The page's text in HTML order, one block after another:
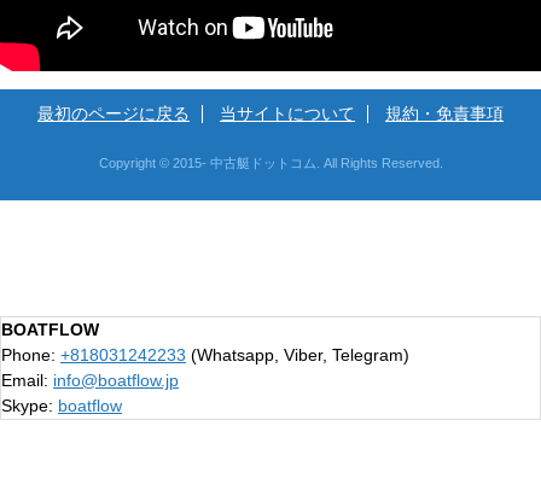
BOATFLOW
Phone: +818031242233 (Whatsapp, Viber, Telegram)
Email: info@boatflow.jp
Skype: boatflow
最初のページに戻る 当サイトについて 規約・免責事項
Copyright © 2015- 中古艇ドットコム. All Rights Reserved.